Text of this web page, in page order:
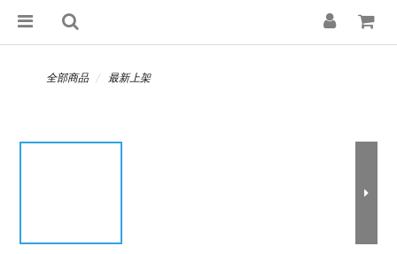
全部商品 最新上架